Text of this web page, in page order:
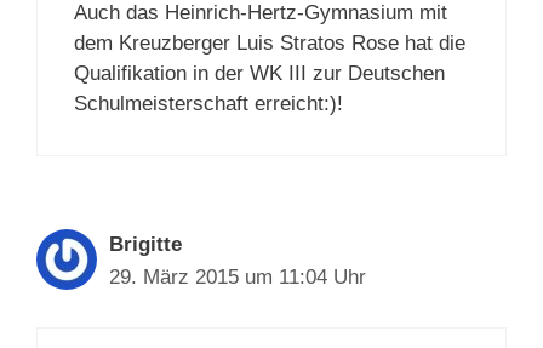
Auch das Heinrich-Hertz-Gymnasium mit
dem Kreuzberger Luis Stratos Rose hat die
Qualifikation in der WK III zur Deutschen
Schulmeisterschaft erreicht:)!
Brigitte
29. März 2015 um 11:04 Uhr